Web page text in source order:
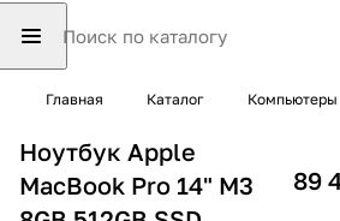
Главная Каталог Компьютеры
Ноутбук Apple
MacBook Pro 14" M3
89